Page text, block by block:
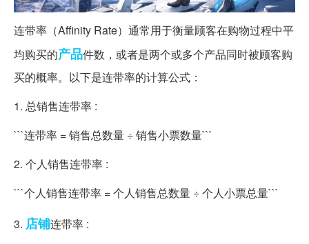
连带率（Affinity Rate）通常用于衡量顾客在购物过程中平
均购买的产品件数，或者是两个或多个产品同时被顾客购
买的概率。以下是连带率的计算公式：
1. 总销售连带率 :
```连带率 = 销售总数量 ÷ 销售小票数量```
2. 个人销售连带率 :
```个人销售连带率 = 个人销售总数量 ÷ 个人小票总量```
3. 店铺连带率 :